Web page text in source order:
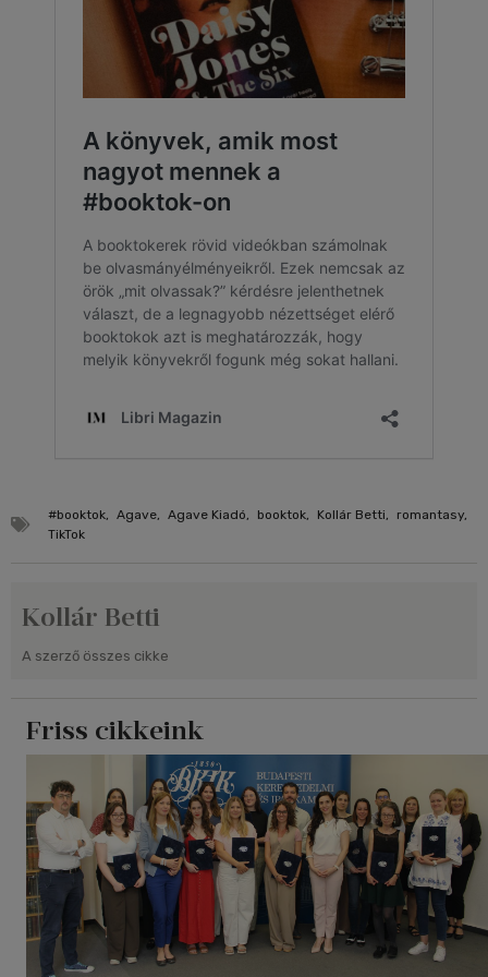
#booktok Agave Agave Kiadó booktok Kollár Betti romantasy
TikTok
Kollár Betti
A szerző összes cikke
Friss cikkeink